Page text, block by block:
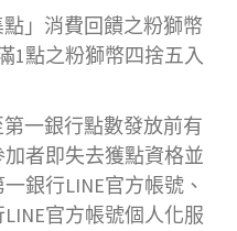
點」消費回饋之粉獅幣
1點之粉獅幣四捨五入
一銀行點數發放前有
者即失去獲點資格並
銀行LINE官方帳號、
官方帳號個人化服